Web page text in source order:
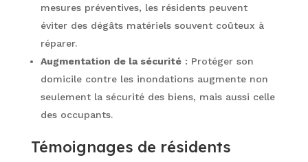
mesures préventives, les résidents peuvent
éviter des dégâts matériels souvent coûteux à
réparer.
Augmentation de la sécurité: Protéger son
domicile contre les inondations augmente non
seulement la sécurité des biens, mais aussi celle
des occupants.
Témoignages de résidents